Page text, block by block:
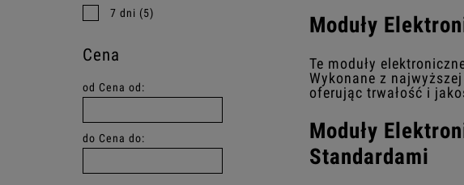
7 dni (5)
Cena
od Cena od:
do Cena do:
Moduły
Te moduły
Wykonane z
oferując trwałość i
Moduły
Standardami